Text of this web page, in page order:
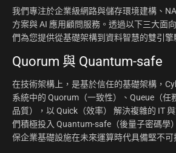
我們專注於企業級網路與儲存環境建構、
方案與 AI 應用顧問服務。透過以下三大面
們為您提供從基礎架構到資料智慧的雙引擎
Quorum 與 Quantum-safe
在技術架構上，是基於信任的基礎架構，
系統中的 Quorum（一致性）、Queue（任
品質），以 Quick（效率） 解決複雜的 IT
們積極投入 Quantum-safe（後量子密碼學
保企業基礎設施在未來運算時代具備堅不可